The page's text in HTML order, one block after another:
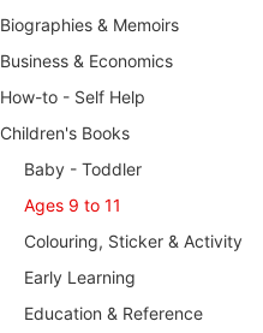
Biographies & Memoirs
Business & Economics
How-to - Self Help
Children's Books
Baby - Toddler
Ages 9 to 11
Colouring, Sticker & Activity
Early Learning
Education & Reference